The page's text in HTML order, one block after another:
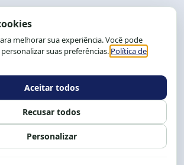
End.: R. da Graça, 150. Graça
CEP: 40.150-055
Salvador-BA, Brasil.
5457, Cel.: (71) 9 9239-2104 ou 2105
8h às 12h e 13 às 17h.
redes Fale conosco